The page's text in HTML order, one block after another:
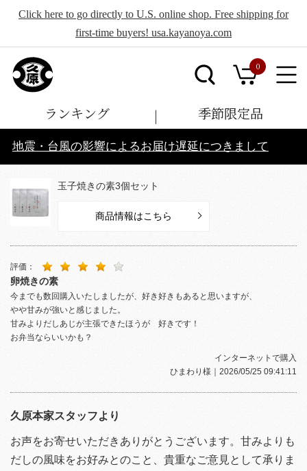
Click here to go directly to U.S. online shop. Free shipping for
first-time buyers! usa.kayanoya.com
0
ランキング 季節限定品
地震・台風の影響によるお届け遅延につきまして
玉子焼きの素3個セット
商品情報はこちら
評価：
卵焼きの素
今までも数回購入いたしましたが、好き好きもあると思いますが、
やや甘みが強いと感じました。
甘みよりだしあじが主張できたほうが 好きです！
お弁当ならいいかも？
インターネットで購入
ひまわり様 ｜2026/05/25 09:41:11
久原本家スタッフより
お声をお寄せいただきありがとうございます。甘みよりも
だしの風味をお好みとのこと、貴重なご意見として承りま